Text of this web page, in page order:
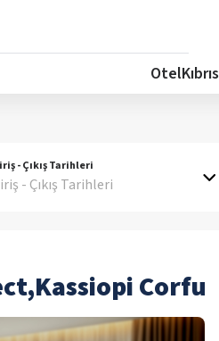
OtelKıbrıs
- Çıkış Tarihleri
- Çıkış Tarihleri
Corfu